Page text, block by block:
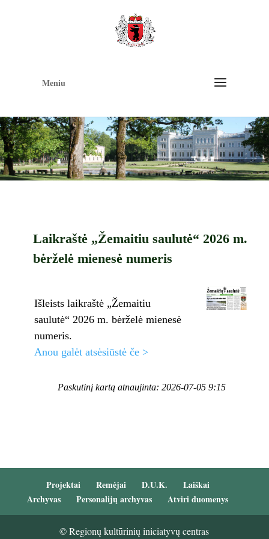
Meniu
Laikraštė „Žemaitiu saulutė“ 2026 m.
bėrželė mienesė numeris
Išleists laikraštė „Žemaitiu
saulutė“ 2026 m. bėrželė mienesė
numeris.
Anou galėt atsėsiūstė če >
Paskutinį kartą atnaujinta: 2026-07-05 9:15
Projektai Remėjai D.U.K.
Laiškai
Archyvas
Personalijų archyvas Atviri duomenys
© Regionų kultūrinių iniciatyvų centras